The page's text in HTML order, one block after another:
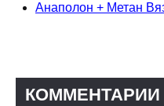
Анаполон + Метан